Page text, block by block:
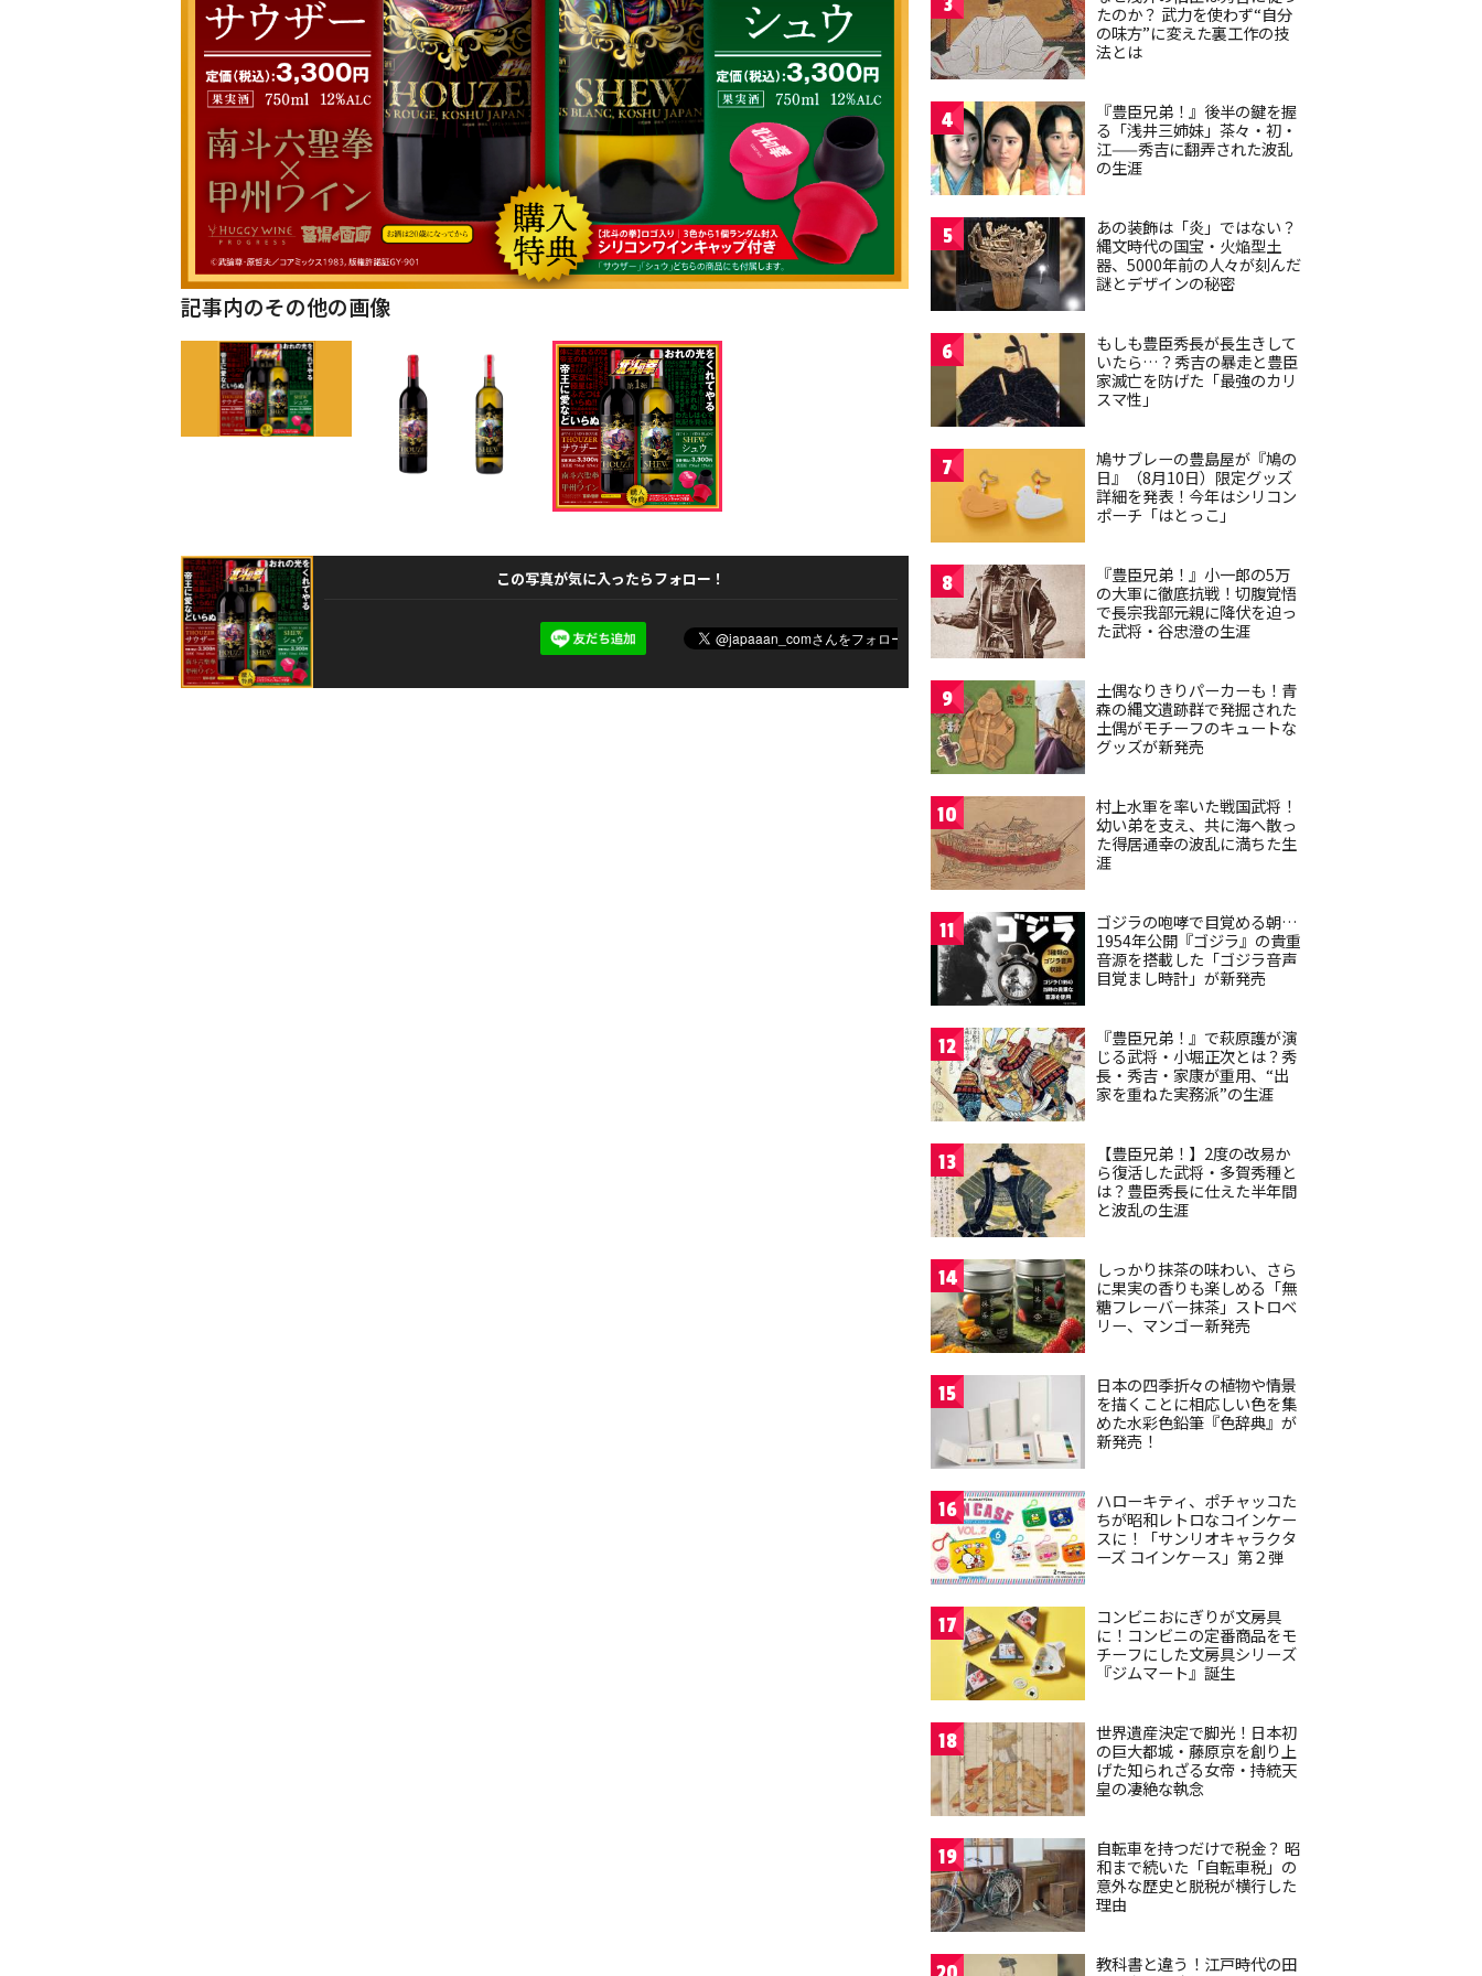
記事内のその他の画像
この写真が気に入ったらフォロー！
たのか？ 武力を使わず“自分
の味方”に変えた裏工作の技
法とは
4
『豊臣兄弟！』後半の鍵を握
る「浅井三姉妹」茶々・初・
江——秀吉に翻弄された波乱
の生涯
5
あの装飾は「炎」ではない？
縄文時代の国宝・火焔型土
器、5000年前の人々が刻んだ
謎とデザインの秘密
6
もしも豊臣秀長が長生きして
いたら…？秀吉の暴走と豊臣
家滅亡を防げた「最強のカリ
スマ性」
7
鳩サブレーの豊島屋が『鳩の
日』（8月10日）限定グッズ
詳細を発表！今年はシリコン
ポーチ「はとっこ」
8
『豊臣兄弟！』小一郎の5万
の大軍に徹底抗戦！切腹覚悟
で長宗我部元親に降伏を迫っ
た武将・谷忠澄の生涯
9
土偶なりきりパーカーも！青
森の縄文遺跡群で発掘された
土偶がモチーフのキュートな
グッズが新発売
10
村上水軍を率いた戦国武将！
幼い弟を支え、共に海へ散っ
た得居通幸の波乱に満ちた生
涯
11
ゴジラの咆哮で目覚める朝…
1954年公開『ゴジラ』の貴重
音源を搭載した「ゴジラ音声
目覚まし時計」が新発売
12
『豊臣兄弟！』で萩原護が演
じる武将・小堀正次とは？秀
長・秀吉・家康が重用、“出
家を重ねた実務派”の生涯
13
【豊臣兄弟！】2度の改易か
ら復活した武将・多賀秀種と
は？豊臣秀長に仕えた半年間
と波乱の生涯
14
しっかり抹茶の味わい、さら
に果実の香りも楽しめる「無
糖フレーバー抹茶」ストロベ
リー、マンゴー新発売
15
日本の四季折々の植物や情景
を描くことに相応しい色を集
めた水彩色鉛筆『色辞典』が
新発売！
16
ハローキティ、ポチャッコた
ちが昭和レトロなコインケー
スに！「サンリオキャラクタ
ーズ コインケース」第２弾
17
コンビニおにぎりが文房具
に！コンビニの定番商品をモ
チーフにした文房具シリーズ
『ジムマート』誕生
18
世界遺産決定で脚光！日本初
の巨大都城・藤原京を創り上
げた知られざる女帝・持統天
皇の凄絶な執念
19
自転車を持つだけで税金？ 昭
和まで続いた「自転車税」の
意外な歴史と脱税が横行した
理由
教科書と違う！江戸時代の田